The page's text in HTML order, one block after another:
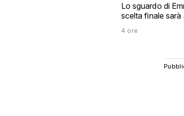
Lo sguardo di
scelta finale
4 ore